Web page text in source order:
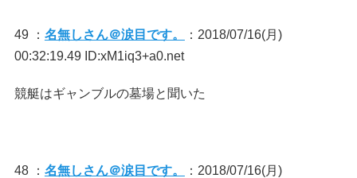
49 ： 名無しさん＠涙目です。
：2018/07/16(月)
00:32:19.49 ID:xM1iq3+a0.net
競艇はギャンブルの墓場と聞いた
48 ： 名無しさん＠涙目です。
：2018/07/16(月)